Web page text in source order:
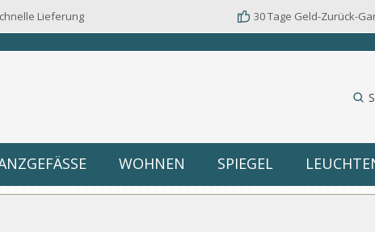
Lieferung 30 Tage Geld-Zurück-
WOHNEN SPIEGEL